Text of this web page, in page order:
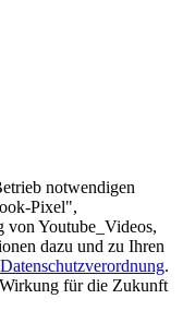
notwendigen
Pixel",
Youtube_Videos,
dazu und zu Ihren
Datenschutzverordnung.
für die Zukunft